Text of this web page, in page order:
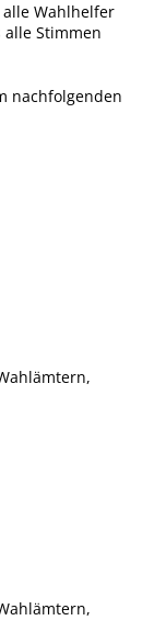
Wahlhelfer
Stimmen
nachfolgenden